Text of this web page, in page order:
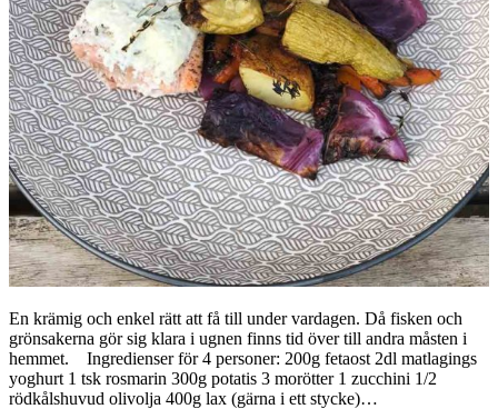
En krämig och enkel rätt att få till under vardagen. Då fisken och
grönsakerna gör sig klara i ugnen finns tid över till andra måsten i
hemmet. Ingredienser för 4 personer: 200g fetaost 2dl matlagings
yoghurt 1 tsk rosmarin 300g potatis 3 morötter 1 zucchini 1/2
rödkålshuvud olivolja 400g lax (gärna i ett stycke)…